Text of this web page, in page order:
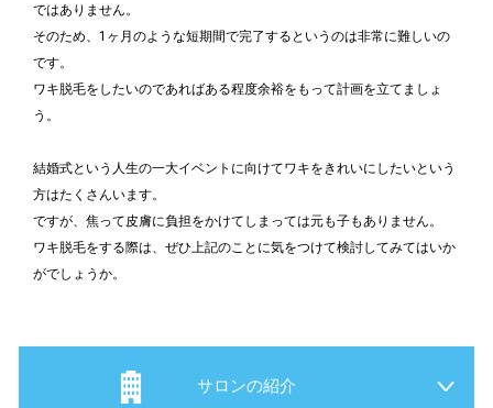
ではありません。
そのため、1ヶ月のような短期間で完了するというのは非常に難しいの
です。
ワキ脱毛をしたいのであればある程度余裕をもって計画を立てましょ
う。
結婚式という人生の一大イベントに向けてワキをきれいにしたいという
方はたくさんいます。
ですが、焦って皮膚に負担をかけてしまっては元も子もありません。
ワキ脱毛をする際は、ぜひ上記のことに気をつけて検討してみてはいか
がでしょうか。
サロンの紹介